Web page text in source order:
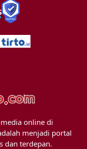
online di
menjadi portal
dan terdepan.